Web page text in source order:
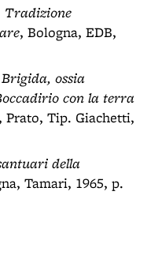
Tradizione
, Bologna, EDB,
ossia
con la terra
Prato, Tip. Giachetti,
della
Tamari, 1965, p.